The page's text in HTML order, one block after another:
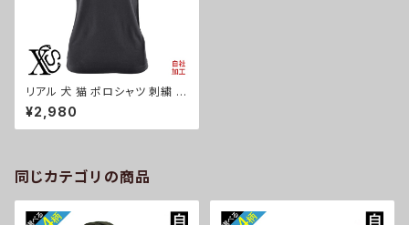
リアル 犬 猫 ポロシャツ 刺繍 プ
レゼント 半袖 レディース オリジ
ナル 無地 ワンポイント ロゴ お
しゃれ ゴルフ 吸汗速乾 黒 紺 母
ブルドッグ X-CLOTHES 猫図
鑑 犬図鑑 ori-aw-poh2-b10
-s
¥2,980
同じカテゴリの商品